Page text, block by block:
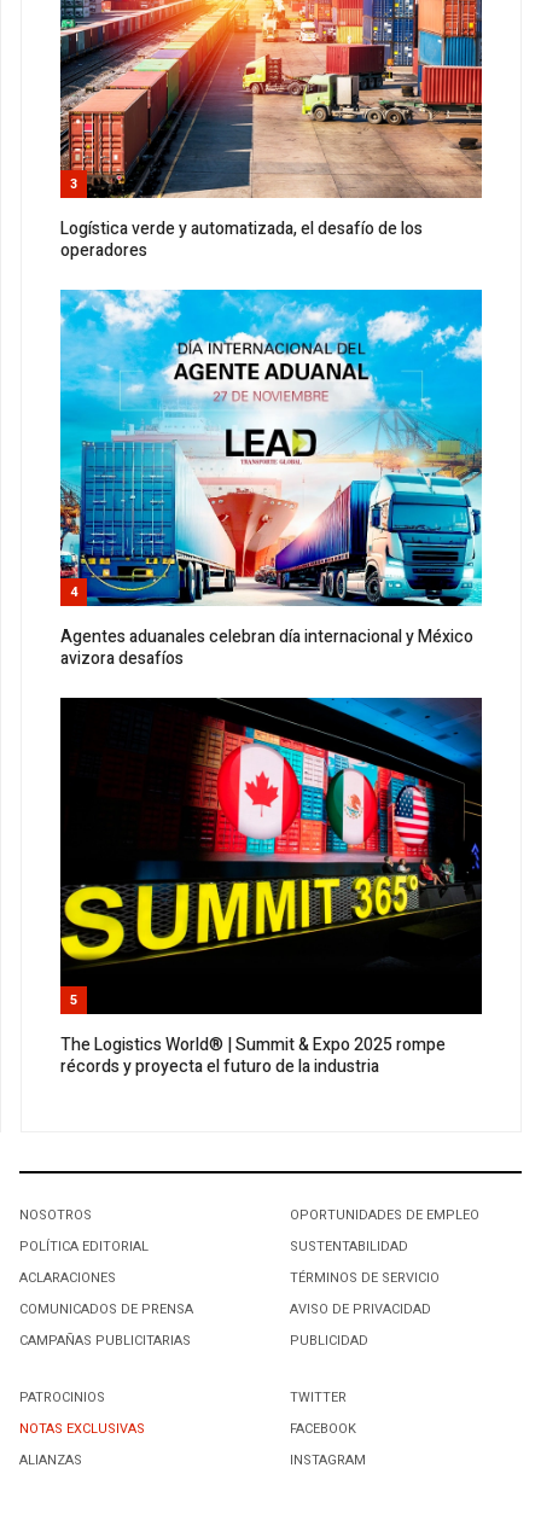
3
Logística verde y automatizada, el desafío de los
operadores
4
Agentes aduanales celebran día internacional y México
avizora desafíos
5
The Logistics World® | Summit & Expo 2025 rompe
récords y proyecta el futuro de la industria
NOSOTROS
POLÍTICA EDITORIAL
ACLARACIONES
COMUNICADOS DE PRENSA
CAMPAÑAS PUBLICITARIAS
OPORTUNIDADES DE EMPLEO
SUSTENTABILIDAD
TÉRMINOS DE SERVICIO
AVISO DE PRIVACIDAD
PUBLICIDAD
PATROCINIOS
NOTAS EXCLUSIVAS
ALIANZAS
TWITTER
FACEBOOK
INSTAGRAM